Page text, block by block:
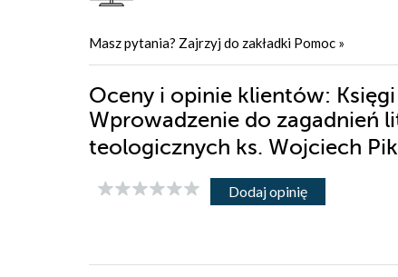
Masz pytania? Zajrzyj do zakładki Pomoc »
Oceny i opinie klientów:
Wprowadzenie do zagadnień
teologicznych ks. Wojciech
Dodaj opinię